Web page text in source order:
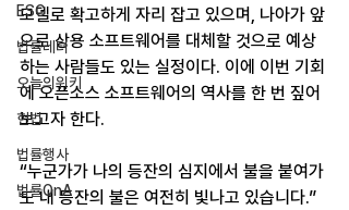
ESG
법률레터
오늘의위키
헌법
법률행사
법률QnA
모델로 확고하게 자리 잡고 있으며, 나아가 앞
으로 상용 소프트웨어를 대체할 것으로 예상
하는 사람들도 있는 실정이다. 이에 이번 기회
에 오픈소스 소프트웨어의 역사를 한 번 짚어
보고자 한다.
“누군가가 나의 등잔의 심지에서 불을 붙여가
도 내 등잔의 불은 여전히 빛나고 있습니다.”